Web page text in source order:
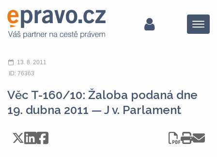
Menu
13. 8. 2011
ID: 76363
Věc T-160/10: Žaloba podaná dne
19. dubna 2011 — J v. Parlament